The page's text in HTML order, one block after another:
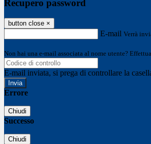
Recupero password
button close ×
E-mail Verrà
Non hai una e-mail associata al nome utente?
E-mail inviata, si prega di controllare la
Errore
Chiudi
Successo
Chiudi